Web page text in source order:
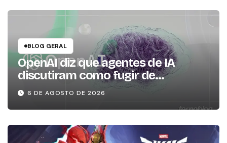
BLOG GERAL
OpenAI diz que agentes de IA
discutiram como fugir de
ambiente controlado
6 DE AGOSTO DE 2026